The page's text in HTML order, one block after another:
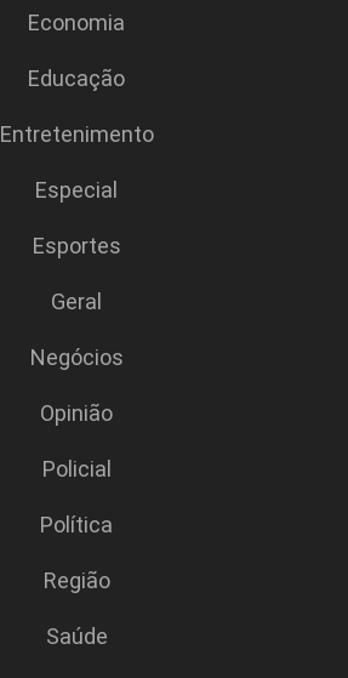
Economia
Educação
Entretenimento
Especial
Esportes
Geral
Negócios
Opinião
Policial
Polí­tica
Região
Saúde